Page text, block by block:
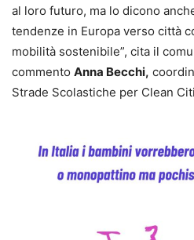
al loro futuro, ma lo dicono
tendenze in Europa verso città
mobilità sostenibile”, cita il
commento Anna Becchi,
Strade Scolastiche per Clean